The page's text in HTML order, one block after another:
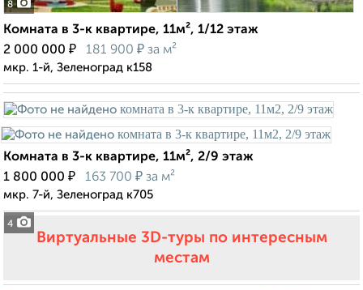
8
Комната в 3-к квартире, 11м², 1/12 этаж
2 000 000 ₽ 181 900 ₽ за м²
мкр. 1-й, Зеленоград к158
4
Комната в 3-к квартире, 11м², 2/9 этаж
1 800 000 ₽ 163 700 ₽ за м²
мкр. 7-й, Зеленоград к705
Виртуальные 3D-туры по интересным
местам